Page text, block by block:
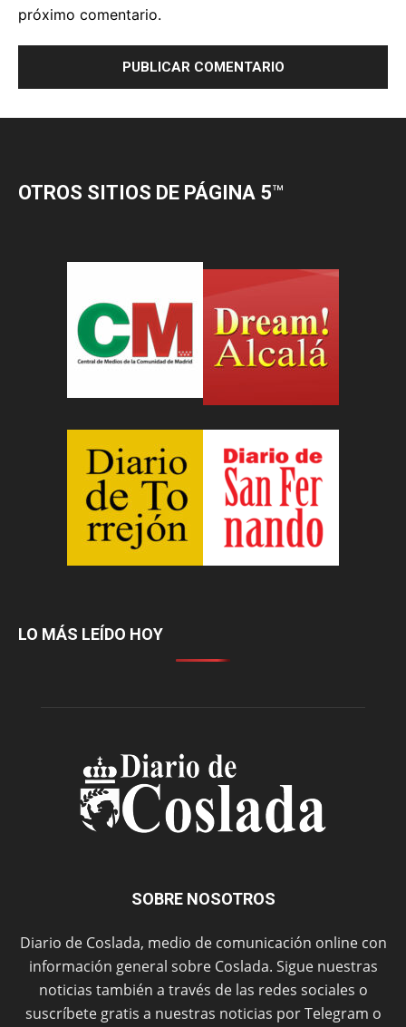
OTROS SITIOS DE PÁGINA 5™
LO MÁS LEÍDO HOY
SOBRE NOSOTROS
Diario de Coslada, medio de comunicación online con
información general sobre Coslada. Sigue nuestras
noticias también a través de las redes sociales o
suscríbete gratis a nuestras noticias por Telegram o